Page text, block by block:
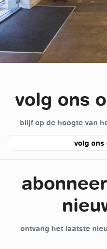
volg ons
blijf op de hoogte van
volg ons
ontvang het laatste